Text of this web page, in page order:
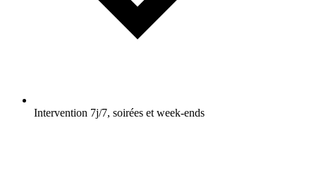
Intervention 7j/7, soirées et week-ends